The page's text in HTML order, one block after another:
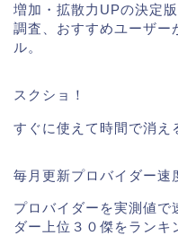
増加・拡散力UPの決定
調査、おすすめユーザー
ル。
スクショ！
すぐに使えて時間で消え
毎月更新プロバイダー速
プロバイダーを実測値で
ダー上位３０傑をラン